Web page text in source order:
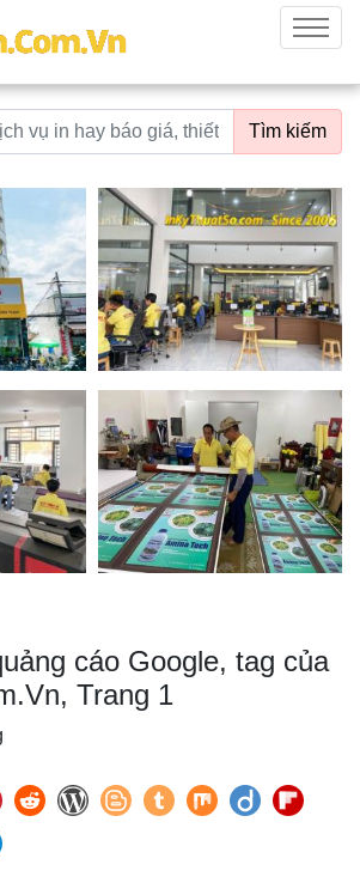
Menu
Tìm kiếm
cáo Google, tag của
Trang 1